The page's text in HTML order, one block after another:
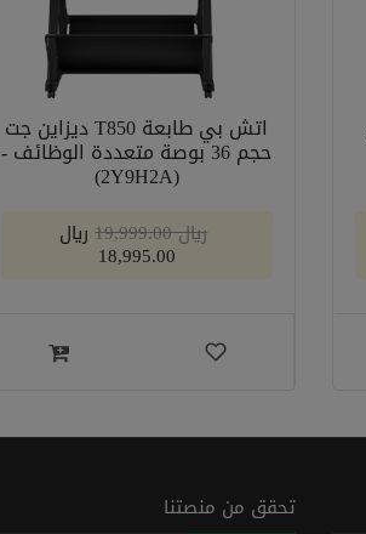
اتش بي طابعة T850 ديزاين جت
حجم 36 بوصة متعددة الوظائف -
(2Y9H2A)
﷼ 19,999.00 ﷼
18,995.00
تحقق من منصتنا